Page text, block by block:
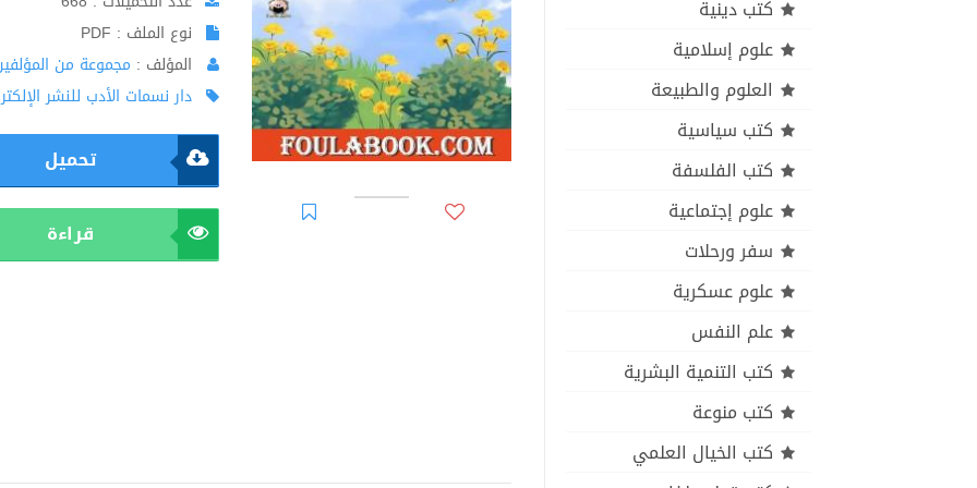
كتب دينية
علوم إسلامية
العلوم والطبيعة
كتب سياسية
كتب الفلسفة
علوم إجتماعية
سفر ورحلات
علوم عسكرية
علم النفس
كتب التنمية البشرية
كتب منوعة
كتب الخيال العلمي
نوع الملف : PDF
المؤلف : مجموعة من
دار نسمات الأدب للنشر
تحميل
قراءة